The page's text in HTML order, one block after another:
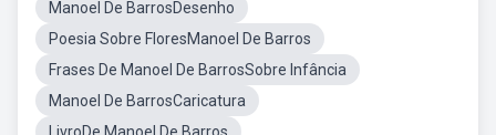
Manoel De BarrosDesenho
Poesia Sobre FloresManoel De Barros
Frases De Manoel De BarrosSobre Infância
Manoel De BarrosCaricatura